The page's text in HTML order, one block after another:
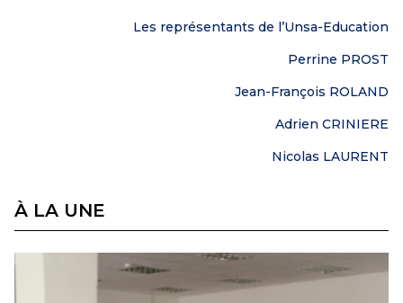
Les représentants de l’Unsa-Education
Perrine PROST
Jean-François ROLAND
Adrien CRINIERE
Nicolas LAURENT
À LA UNE